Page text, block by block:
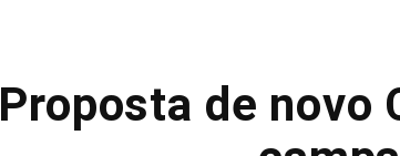
Proposta de novo